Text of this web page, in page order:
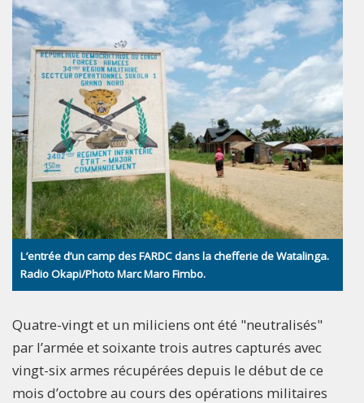
L’entrée d’un camp des FARDC dans la chefferie de Watalinga.
Radio Okapi/Photo Marc Maro Fimbo.
Quatre-vingt et un miliciens ont été "neutralisés"
par l’armée et soixante trois autres capturés avec
vingt-six armes récupérées depuis le début de ce
mois d’octobre au cours des opérations militaires